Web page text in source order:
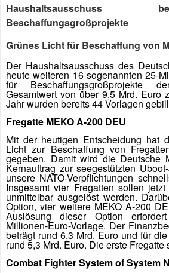
Beschaffungsgroßprojekte
Grünes Licht für Beschaffung von
Der Haushaltsausschuss des
heute weiteren 16 sogenannten 25-
für Beschaffungsgroßprojekte
Gesamtwert von über 9,5 Mrd. Euro
Jahr wurden bereits 44 Vorlagen
Fregatte MEKO A-200 DEU
Mit der heutigen Entscheidung hat
Licht zur Beschaffung von
gegeben. Damit wird die Deutsche
Kernauftrag zur seegestützten
unsere NATO-Verpflichtungen
Insgesamt vier Fregatten sollen
unmittelbar ausgelöst werden.
Option, vier weitere MEKO A-200
Auslösung dieser Option
Millionen-Euro-Vorlage. Der
beträgt rund 6,3 Mrd. Euro und für
rund 5,3 Mrd. Euro. Die erste
Combat Fighter System of System